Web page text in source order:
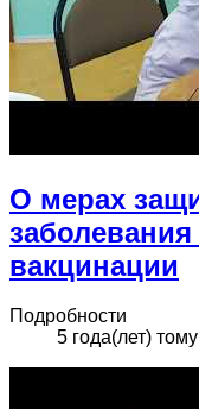
О мерах
вакцинации
Подробности
5 года(лет)